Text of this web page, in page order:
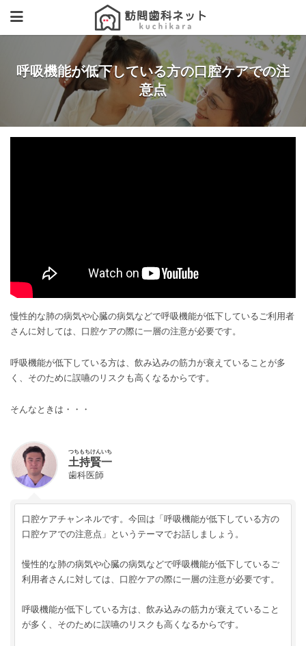
呼吸機能が低下している方の口腔ケアでの注
意点
慢性的な肺の病気や心臓の病気などで呼吸機能が低下しているご利用者
さんに対しては、口腔ケアの際に一層の注意が必要です。
呼吸機能が低下している方は、飲み込みの筋力が衰えていることが多
く、そのために誤嚥のリスクも高くなるからです。
そんなときは・・・
土持
つちもち
賢一
けんいち
歯科医師
口腔ケアチャンネルです。今回は「呼吸機能が低下している方の
口腔ケアでの注意点」というテーマでお話しましょう。
慢性的な肺の病気や心臓の病気などで呼吸機能が低下しているご
利用者さんに対しては、口腔ケアの際に一層の注意が必要です。
呼吸機能が低下している方は、飲み込みの筋力が衰えていること
が多く、そのために誤嚥のリスクも高くなるからです。